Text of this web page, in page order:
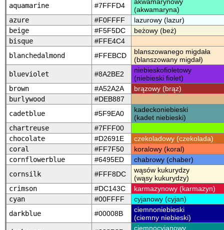
aquamarine #7FFFD4
(akwamaryna)
azure
#F0FFFF
lazurowy (lazur)
beige
#F5F5DC
beżowy (beż)
bisque
#FFE4C4
blanchedalmond
#FFEBCD
blanszowanego migdała
(blanszowany migdał)
blueviolet
#8A2BE2
niebieskofioletowy
(niebieski fiolet)
brown
#A52A2A
brązowy (brąz)
burlywood
#DEB887
cadetblue
#5F9EA0
kadeckoniebieski
(kadet niebieski)
chartreuse
#7FFF00
chocolate
#D2691E
czekoladowy (czekolada)
coral
#FF7F50
koralowy (koral)
cornflowerblue
#6495ED
chabrowy (chaber)
cornsilk
#FFF8DC
wąsów kukurydzy
(wąsy kukurydzy)
crimson
#DC143C
karmazynowy (karmazyn)
cyan
#00FFFF
cyjanowy (cyjan)
darkblue
#00008B
ciemnoniebieski
(ciemny niebieski)
ciemnocyjanowy